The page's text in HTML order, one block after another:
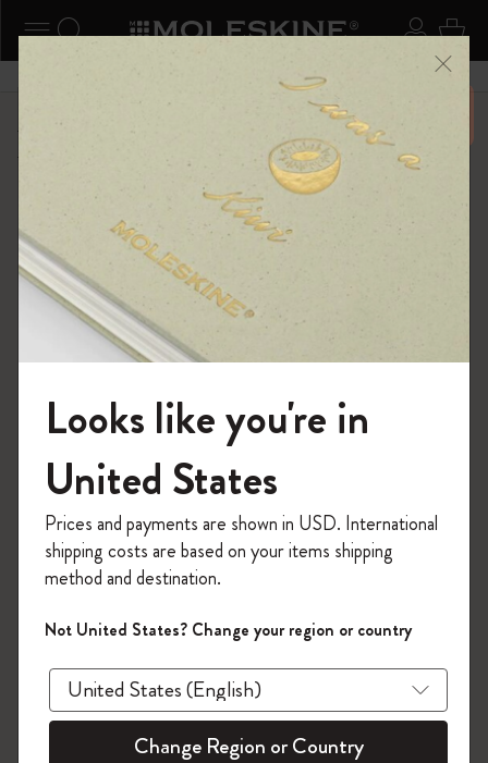
ナビゲーションの切替 ログ
検索 (キーワードなど) カ
6,500円以上のご購入で送料無料 メニ
ーを閉じる
ショップ
アクセサリー＆リフィル
zoom.cta
モレスキンの世界へようこそ
「WELCOME10」を入力すると、初回注
文が10%オフ＋送料無料になります。セ
ール・アウトレット品は適用外。
Moleskineアカウントを作成して限定オフ
ァーや会員特典、さらに多くのインスピ
レーションを手に入れましょう。
今すぐ会員登録 !
Looks like you're in
United States
Prices and payments are shown in USD. International
shipping costs are based on your items shipping
method and destination.
Not United States? Change your region or country
Change Region or Country